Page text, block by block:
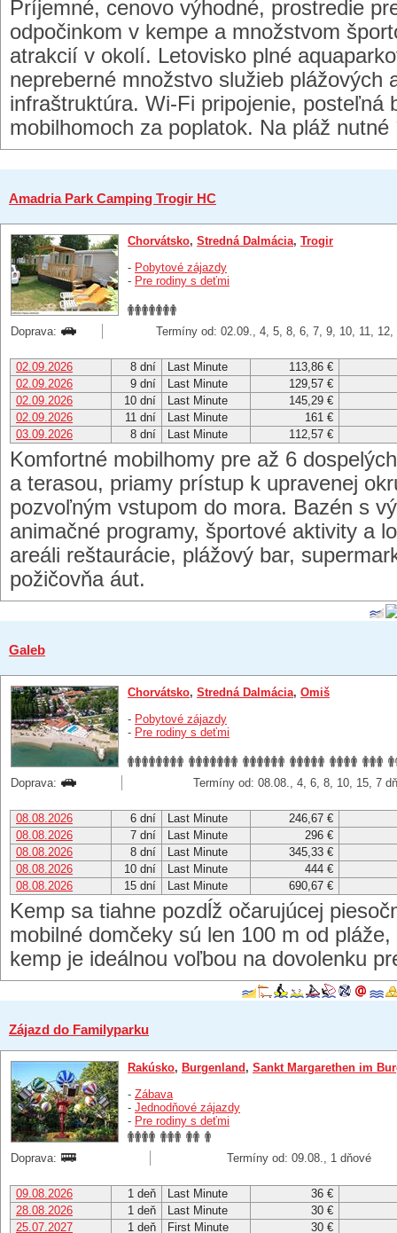
Príjemné, cenovo výhodné, prostredie
odpočinkom v kempe a množstvom
atrakcií v okolí. Letovisko plné
nepreberné množstvo služieb plážových
infraštruktúra. Wi-Fi pripojenie, posteľná
mobilhomoch za poplatok. Na pláž
Amadria Park Camping Trogir HC
Chorvátsko, Stredná Dalmácia, Trogir
- Pobytové zájazdy
- Pre rodiny s deťmi
Doprava: Termíny od: 02.09., 4, 5, 8, 6, 7, 9, 10, 11, 12,
02.09.2026 8 dní Last Minute
113,86 €
02.09.2026
9 dní Last Minute
129,57 €
02.09.2026
10 dní Last Minute
145,29 €
02.09.2026
11 dní Last Minute
161 €
03.09.2026
8 dní Last Minute 112,57 €
Komfortné mobilhomy pre až 6
a terasou, priamy prístup k upravenej
pozvoľným vstupom do mora. Bazén s
animačné programy, športové aktivity a
areáli reštaurácie, plážový bar,
požičovňa áut.
Galeb
Chorvátsko, Stredná Dalmácia, Omiš
- Pobytové zájazdy
- Pre rodiny s deťmi
Doprava: Termíny od: 08.08., 4, 6, 8, 10, 15, 7
08.08.2026 6 dní Last Minute
246,67 €
08.08.2026
7 dní Last Minute
296 €
08.08.2026
8 dní Last Minute
345,33 €
08.08.2026
10 dní Last Minute
444 €
08.08.2026
15 dní Last Minute 690,67 €
Kemp sa tiahne pozdĺž očarujúcej
mobilné domčeky sú len 100 m od
kemp je ideálnou voľbou na dovolenku
Zájazd do Familyparku
Rakúsko, Burgenland , Sankt Margarethen im
- Zábava
- Jednodňové zájazdy
- Pre rodiny s deťmi
Doprava: Termíny od: 09.08., 1 dňové
09.08.2026 1 deň Last Minute
36 €
28.08.2026
1 deň Last Minute
30 €
25.07.2027
1 deň First Minute 30 €